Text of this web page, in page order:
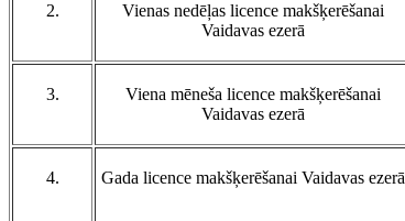
2.
Vienas nedēļas licence makšķerēšanai
Vaidavas ezerā
3.
Viena mēneša licence makšķerēšanai
Vaidavas ezerā
4. Gada licence makšķerēšanai Vaidavas ezerā